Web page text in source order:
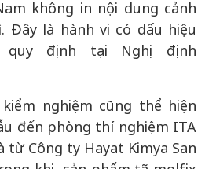
“Được kiểm nghiệm da
gây dị ứng” in trên bao
thể hiện hết nội dung của
này không gây dị ứng.
thứ hai của Báo cáo kiểm